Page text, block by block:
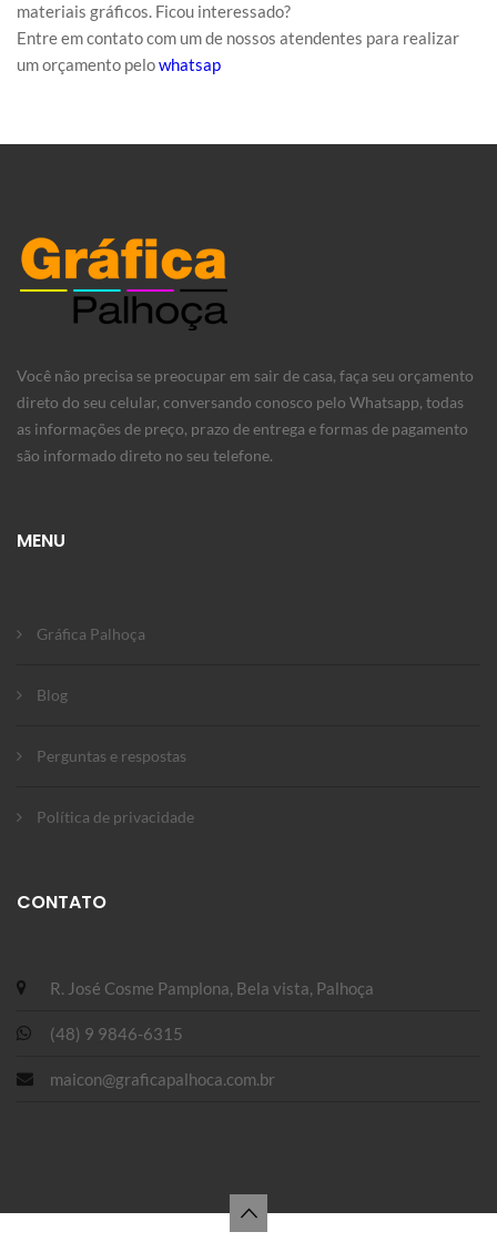
materiais gráficos. Ficou interessado?
Entre em contato com um de nossos atendentes para realizar
um orçamento pelowhatsap
Você não precisa se preocupar em sair de casa, faça seu orçamento
direto do seu celular, conversando conosco pelo Whatsapp, todas
as informações de preço, prazo de entrega e formas de pagamento
são informado direto no seu telefone.
MENU
Gráfica Palhoça
Blog
Perguntas e respostas
Política de privacidade
CONTATO
R. José Cosme Pamplona, Bela vista, Palhoça
(48) 9 9846-6315
maicon@graficapalhoca.com.br